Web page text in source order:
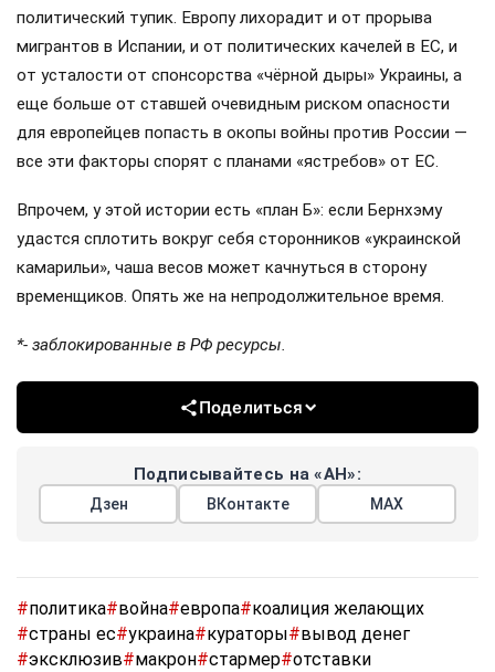
политический тупик. Европу лихорадит и от прорыва
мигрантов в Испании, и от политических качелей в ЕС, и
от усталости от спонсорства «чёрной дыры» Украины, а
еще больше от ставшей очевидным риском опасности
для европейцев попасть в окопы войны против России —
все эти факторы спорят с планами «ястребов» от ЕС.
Впрочем, у этой истории есть «план Б»: если Бернхэму
удастся сплотить вокруг себя сторонников «украинской
камарильи», чаша весов может качнуться в сторону
временщиков. Опять же на непродолжительное время.
*- заблокированные в РФ ресурсы.
Поделиться
Подписывайтесь на «АН»:
Дзен ВКонтакте МАХ
#политика#война#европа#коалиция желающих
#страны ес#украина#кураторы#вывод денег
#эксклюзив#макрон#стармер#отставки